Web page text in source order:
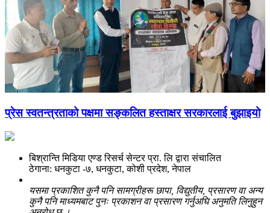
प्रेस स्वतन्त्रताको पक्षमा सङ्कलित हस्ताक्षर सरकारलाई बुझाइयो
बिश्रान्ति मिडिया एण्ड रिसर्च सेन्टर प्रा. लि द्वारा संचालित
ठेगाना: धनकुटा -७, धनकुटा, कोशी प्रदेश, नेपाल
यसमा प्रकाशित कुनै पनि सामग्रीहरू छापा, विद्युतीय, प्रसारण वा अन्य
कुनै पनि माध्यमबाट पुनः प्रकाशन वा प्रसारण गर्नुअघि अनुमति लिनुहुन